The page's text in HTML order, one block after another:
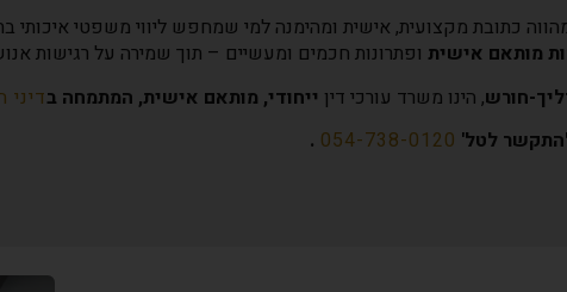
כתובת מקצועית, אישית ומהימנה למי שמחפש ליווי משפטי
מותאם אישית ופתרונות חכמים ומעשיים – תוך שמירה על רגישות
חורש, הינו משרד עורכי דין ייחודי, מותאם אישית, המתמחה ב
לטל' 054-738-0120
.